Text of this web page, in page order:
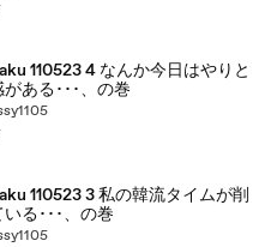
110523 4 なんか今日はやりと
がある･･･、の巻
110523 3 私の韓流タイムが削
いる･･･、の巻